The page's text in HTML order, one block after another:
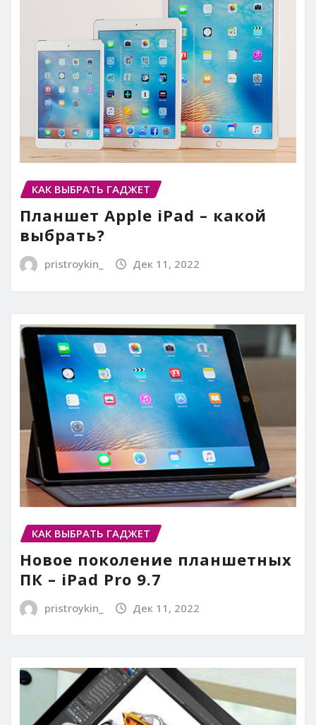
КАК ВЫБРАТЬ ГАДЖЕТ
Планшет Apple iPad – какой
выбрать?
pristroykin_ Дек 11, 2022
КАК ВЫБРАТЬ ГАДЖЕТ
Новое поколение планшетных
ПК – iPad Pro 9.7
pristroykin_ Дек 11, 2022